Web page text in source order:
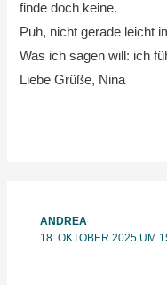
finde doch keine.
Puh, nicht gerade leicht
Was ich sagen will: ich
Liebe Grüße, Nina
ANDREA
18. OKTOBER 2025 UM